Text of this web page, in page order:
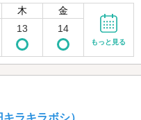
木 金
13 14
もっと見る